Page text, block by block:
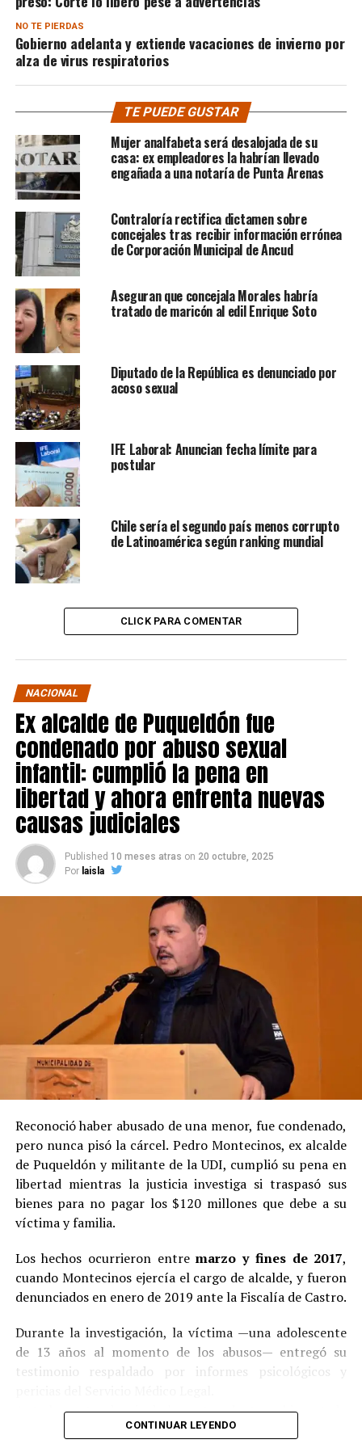
NO TE PIERDAS
Gobierno adelanta y extiende vacaciones de invierno por
alza de virus respiratorios
TE PUEDE GUSTAR
Mujer analfabeta será desalojada de su
casa: ex empleadores la habrían llevado
engañada a una notaría de Punta Arenas
Contraloría rectifica dictamen sobre
concejales tras recibir información errónea
de Corporación Municipal de Ancud
Aseguran que concejala Morales habría
tratado de maricón al edil Enrique Soto
Diputado de la República es denunciado por
acoso sexual
IFE Laboral: Anuncian fecha límite para
postular
Chile sería el segundo país menos corrupto
de Latinoamérica según ranking mundial
CLICK PARA COMENTAR
NACIONAL
Ex alcalde de Puqueldón fue
condenado por abuso sexual
infantil: cumplió la pena en
libertad y ahora enfrenta nuevas
causas judiciales
Published 10 meses atras on 20 octubre, 2025
Por laisla
Reconoció haber abusado de una menor, fue condenado,
pero nunca pisó la cárcel. Pedro Montecinos, ex alcalde
de Puqueldón y militante de la UDI, cumplió su pena en
libertad mientras la justicia investiga si traspasó sus
bienes para no pagar los $120 millones que debe a su
víctima y familia.
Los hechos ocurrieron entremarzo y fines de 2017,
cuando Montecinos ejercía el cargo de alcalde, y fueron
denunciados en enero de 2019 ante la Fiscalía de Castro.
Durante la investigación, la víctima —una adolescente
de 13 años al momento de los abusos— entregó su
testimonio respaldado por informes psicológicos y
Ante la contundencia de los antecedentes, el imputado
aceptó los cargosen un procedimiento abreviado,
CONTINUAR LEYENDO